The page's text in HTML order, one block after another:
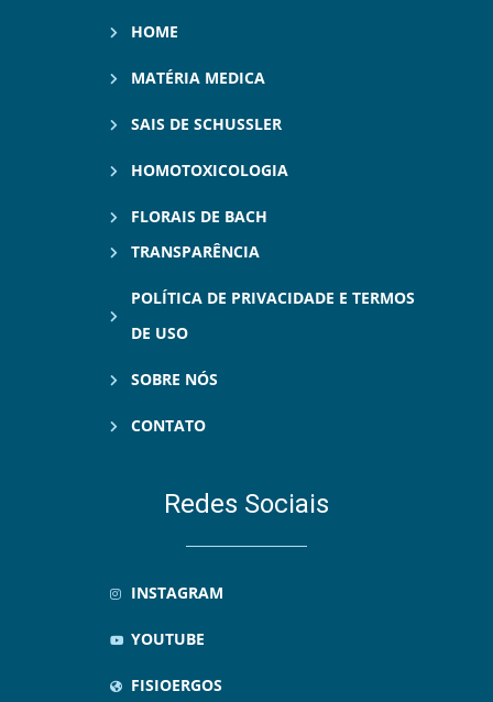
HOME
MATÉRIA MEDICA
SAIS DE SCHUSSLER
HOMOTOXICOLOGIA
FLORAIS DE BACH
TRANSPARÊNCIA
POLÍTICA DE PRIVACIDADE E TERMOS
DE USO
SOBRE NÓS
CONTATO
Redes Sociais
INSTAGRAM
YOUTUBE
FISIOERGOS